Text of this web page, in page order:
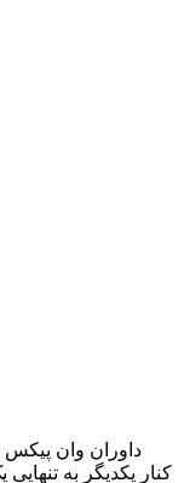
داوران وان
کنار یکدیگر به